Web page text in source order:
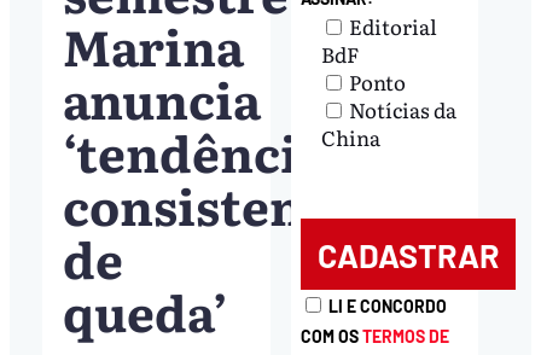
Marina
anuncia
‘tendência
consistente
de
queda’
Editorial
BdF
Ponto
Notícias da
China
LI E CONCORDO
COM OSTERMOS DE